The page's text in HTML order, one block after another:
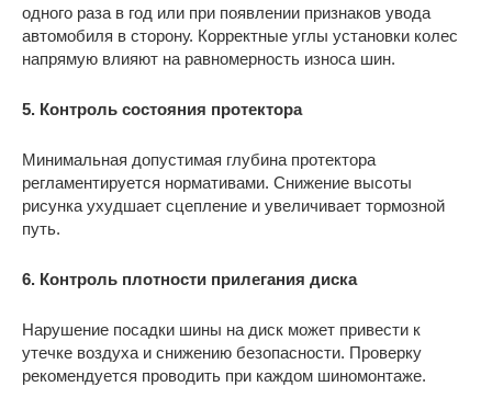
одного раза в год или при появлении признаков увода
автомобиля в сторону. Корректные углы установки колес
напрямую влияют на равномерность износа шин.
5. Контроль состояния протектора
Минимальная допустимая глубина протектора
регламентируется нормативами. Снижение высоты
рисунка ухудшает сцепление и увеличивает тормозной
путь.
6. Контроль плотности прилегания диска
Нарушение посадки шины на диск может привести к
утечке воздуха и снижению безопасности. Проверку
рекомендуется проводить при каждом шиномонтаже.